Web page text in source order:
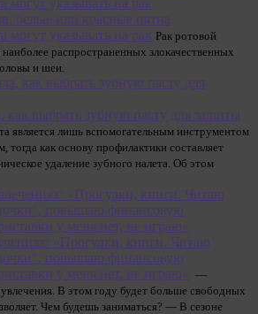
белые или красные пятна
могут указывать на рак Рак ротовой
распространенных злокачественных
и шеи.
как выбрать зубную пасту для защиты
является лишь вспомогательным инструментом
тогда как основу профилактики составляет
удаление зубного налета. Об этом
«Прогулки, книги. Читаю
повышаю финансовую
у меня нет, не играю» —
В этом году будет больше свободных
Чем будешь заниматься? — В сезоне